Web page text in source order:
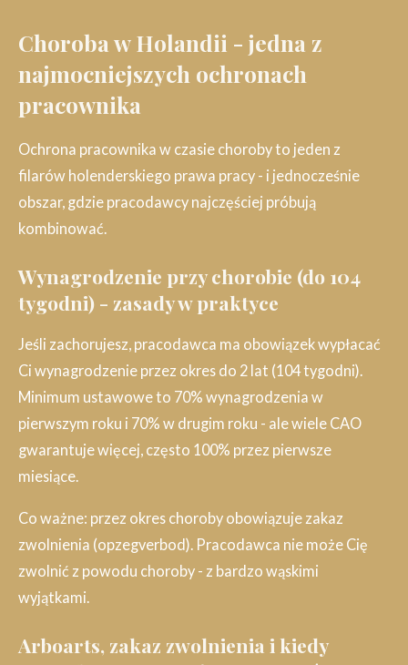
Choroba w Holandii - jedna z
najmocniejszych ochronach
pracownika
Ochrona pracownika w czasie choroby to jeden z
filarów holenderskiego prawa pracy - i jednocześnie
obszar, gdzie pracodawcy najczęściej próbują
kombinować.
Wynagrodzenie przy chorobie (do 104
tygodni) - zasady w praktyce
Jeśli zachorujesz, pracodawca ma obowiązek wypłacać
Ci wynagrodzenie przez okres do 2 lat (104 tygodni).
Minimum ustawowe to 70% wynagrodzenia w
pierwszym roku i 70% w drugim roku - ale wiele CAO
gwarantuje więcej, często 100% przez pierwsze
miesiące.
Co ważne: przez okres choroby obowiązuje zakaz
zwolnienia (opzegverbod). Pracodawca nie może Cię
zwolnić z powodu choroby - z bardzo wąskimi
wyjątkami.
Arboarts, zakaz zwolnienia i kiedy